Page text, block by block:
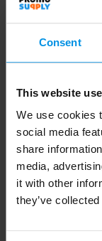
Consent
This website
We use cookies
social media
share
media,
it with other
they’ve